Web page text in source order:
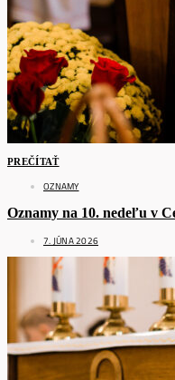
PREČÍTAŤ
OZNAMY
Oznamy na 10. nedeľu v
7. JÚNA 2026